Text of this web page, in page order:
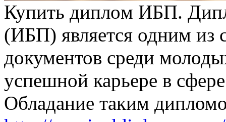
Купить диплoм ИБП.
(ИБП) является одним из
документов среди
успешной карьере в
Обладание таким